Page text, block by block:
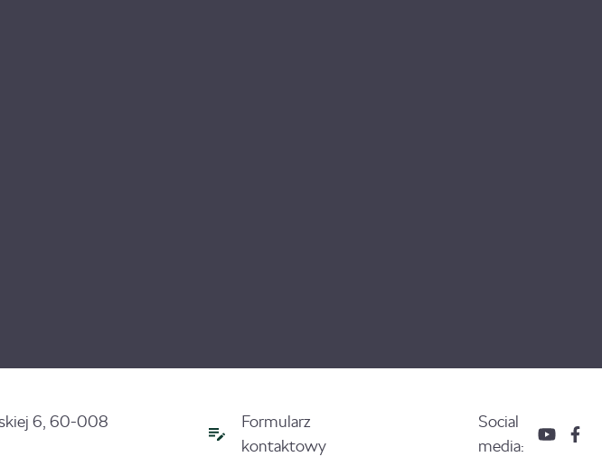
6, 60-008
Formularz
kontaktowy
Social
media: